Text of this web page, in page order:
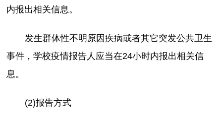
内报出相关信息。
发生群体性不明原因疾病或者其它突发公共卫生
事件，学校疫情报告人应当在24小时内报出相关信
息。
(2)报告方式